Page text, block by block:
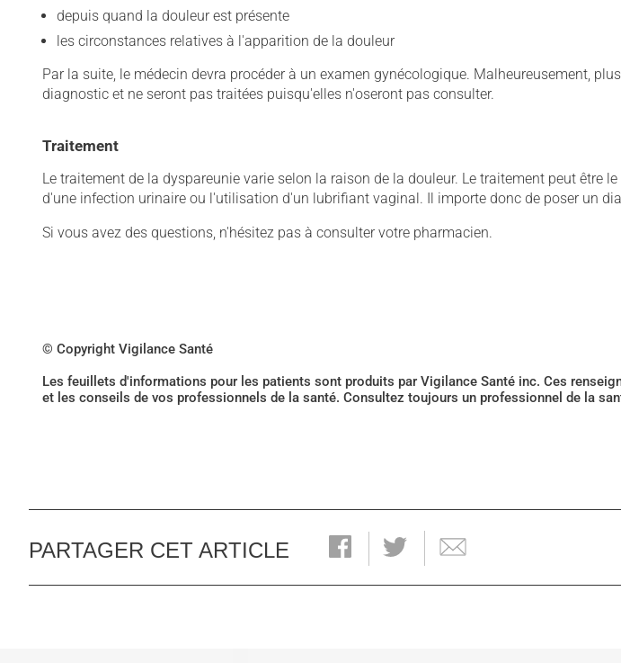
depuis quand la douleur est présente
les circonstances relatives à l'apparition de la douleur
Par la suite, le médecin devra procéder à un examen gynécologique. Malheureusement,
diagnostic et ne seront pas traitées puisqu'elles n'oseront pas consulter.
Traitement
Le traitement de la dyspareunie varie selon la raison de la douleur. Le traitement peut être
d'une infection urinaire ou l'utilisation d'un lubrifiant vaginal. Il importe donc de poser un
Si vous avez des questions, n'hésitez pas à consulter votre pharmacien.
© Copyright Vigilance Santé
Les feuillets d'informations pour les patients sont produits par Vigilance Santé inc. Ces
et les conseils de vos professionnels de la santé. Consultez toujours un professionnel de la
PARTAGER CET ARTICLE